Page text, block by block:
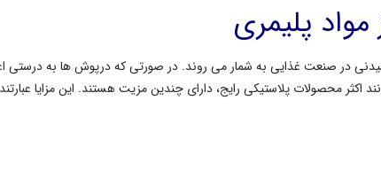
پلیمری
در صنعت غذایی به شمار می روند. در صورتی که درپوش ها به درستی
محصولات پلاستیکی رایج، دارای چندین مزیت هستند. این مزایا